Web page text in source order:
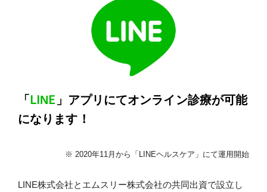
「 LINE 」アプリにてオンライン診療が可能
になります！
※ 2020年11月から「LINEヘルスケア」にて運用開始
LINE株式会社とエムスリー株式会社の共同出資で設立し